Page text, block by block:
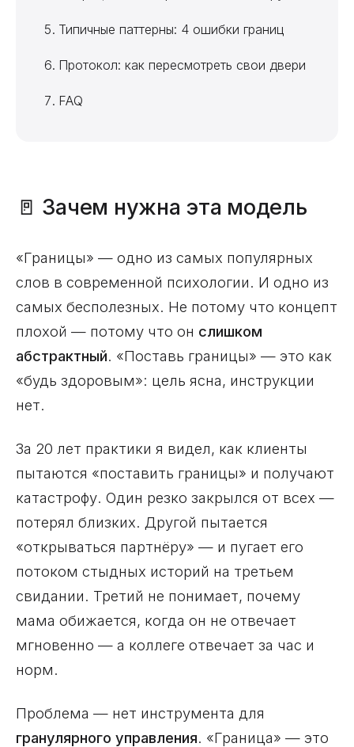
Типичные паттерны: 4 ошибки границ
Протокол: как пересмотреть свои двери
FAQ
🚪 Зачем нужна эта модель
«Границы» — одно из самых популярных
слов в современной психологии. И одно из
самых бесполезных. Не потому что концепт
плохой — потому что он слишком
абстрактный. «Поставь границы» — это как
«будь здоровым»: цель ясна, инструкции
нет.
За 20 лет практики я видел, как клиенты
пытаются «поставить границы» и получают
катастрофу. Один резко закрылся от всех —
потерял близких. Другой пытается
«открываться партнёру» — и пугает его
потоком стыдных историй на третьем
свидании. Третий не понимает, почему
мама обижается, когда он не отвечает
мгновенно — а коллеге отвечает за час и
норм.
Проблема — нет инструмента для
гранулярного управления. «Граница» — это